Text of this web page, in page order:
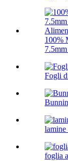
100%
Fogli
lamine
foglia